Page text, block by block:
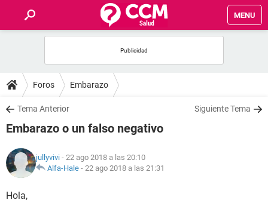
MENU
FOROS
SALUD
NUTRICIÓN
Foros Embarazo
Tema Anterior Siguiente Tema
Embarazo o un falso negativo
jullyvivi - 22 ago 2018 a las 20:10
Alfa-Hale - 22 ago 2018 a las 21:31
Hola,